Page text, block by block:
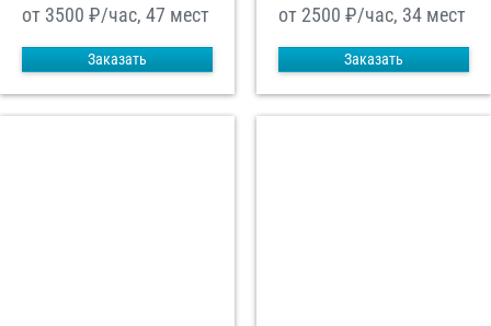
от 3500 ₽/час, 47 мест
Заказать
от 2500 ₽/час, 34 мест
Заказать